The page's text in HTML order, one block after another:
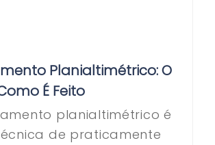
Planialtimétrico: O
É Feito
planialtimétrico é
de praticamente